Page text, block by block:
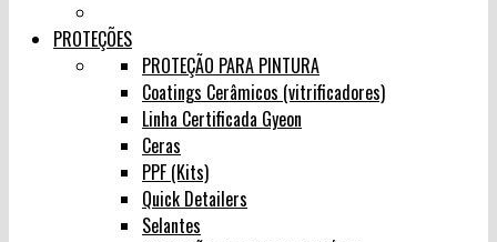
PROTEÇÕES
PROTEÇÃO PARA PINTURA
Coatings Cerâmicos (vitrificadores)
Linha Certificada Gyeon
Ceras
PPF (Kits)
Quick Detailers
Selantes